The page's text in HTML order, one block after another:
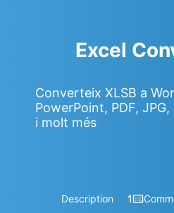
Excel
Converteix XLSB a
PowerPoint, PDF,
i molt més
Description 1